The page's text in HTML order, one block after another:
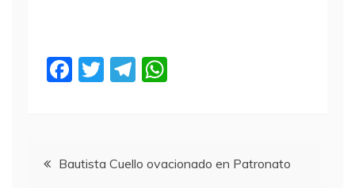
F
b
T
T
a A
Navegación
Bautista Cuello ovacionado en Patronato